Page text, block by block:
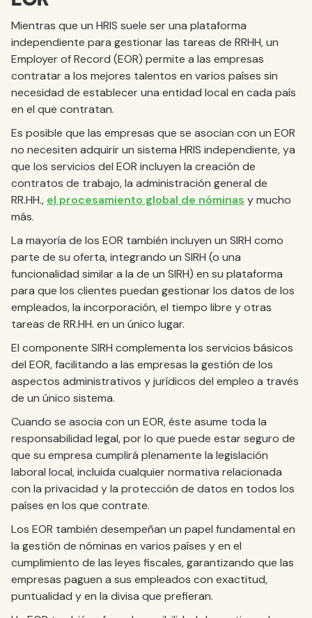
Mientras que un HRIS suele ser una plataforma
independiente para gestionar las tareas de RRHH, un
Employer of Record (EOR) permite a las empresas
contratar a los mejores talentos en varios países sin
necesidad de establecer una entidad local en cada país
en el que contratan.
Es posible que las empresas que se asocian con un EOR
no necesiten adquirir un sistema HRIS independiente, ya
que los servicios del EOR incluyen la creación de
contratos de trabajo, la administración general de
RR.HH., el procesamiento global de nóminas y mucho
más.
La mayoría de los EOR también incluyen un SIRH como
parte de su oferta, integrando un SIRH (o una
funcionalidad similar a la de un SIRH) en su plataforma
para que los clientes puedan gestionar los datos de los
empleados, la incorporación, el tiempo libre y otras
tareas de RR.HH. en un único lugar.
El componente SIRH complementa los servicios básicos
del EOR, facilitando a las empresas la gestión de los
aspectos administrativos y jurídicos del empleo a través
de un único sistema.
Cuando se asocia con un EOR, éste asume toda la
responsabilidad legal, por lo que puede estar seguro de
que su empresa cumplirá plenamente la legislación
laboral local, incluida cualquier normativa relacionada
con la privacidad y la protección de datos en todos los
países en los que contrate.
Los EOR también desempeñan un papel fundamental en
la gestión de nóminas en varios países y en el
cumplimiento de las leyes fiscales, garantizando que las
empresas paguen a sus empleados con exactitud,
puntualidad y en la divisa que prefieran.